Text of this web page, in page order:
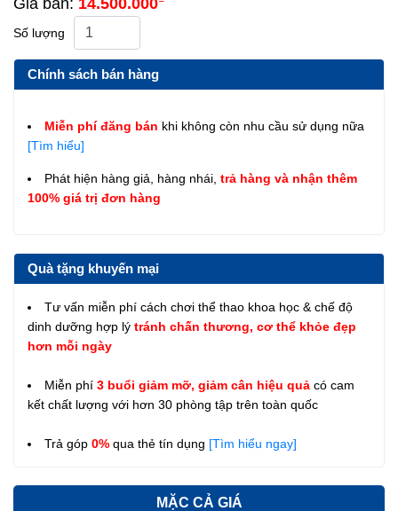
Số lượng
Chính sách bán hàng
Miễn phí đăng bán khi không còn nhu cầu sử dụng nữa
[Tìm hiểu]
Phát hiện hàng giả, hàng nhái, trả hàng và nhận thêm
100% giá trị đơn hàng
Quà tặng khuyến mại
Tư vấn miễn phí cách chơi thể thao khoa học & chế độ
dinh dưỡng hợp lý tránh chấn thương, cơ thể khỏe đẹp
hơn mỗi ngày
Miễn phí 3 buổi giảm mỡ, giảm cân hiệu quả có cam
kết chất lượng với hơn 30 phòng tập trên toàn quốc
Trả góp 0% qua thẻ tín dụng [Tìm hiểu ngay]
MẶC CẢ GIÁ